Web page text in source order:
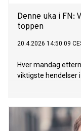
Denne uka i FN:
toppen
20.4.2026 14:50:09
Hver mandag
viktigste hendelser i